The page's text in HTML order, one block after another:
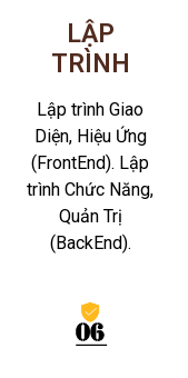
LẬP
TRÌNH
Lập trình Giao
Diện, Hiệu Ứng
(FrontEnd). Lập
trình Chức Năng,
Quản Trị
(BackEnd).